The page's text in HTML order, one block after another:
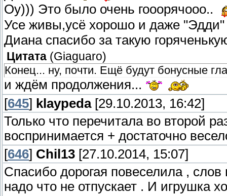
Оу))) Это было очень гооорячооо..
Усе живы,усё хорошо и даже
Диана спасибо за такую
Цитата (Giaguaro)
Конец... ну, почти. Ещё будут бонусные
и ждём продолжения...
[645] klaypeda[29.10.2013, 16:42]
Только что перечитала во второй
воспринимается + достаточно
[646] Chil13 [27.10.2014, 15:07]
Спасибо дорогая повеселила , слов
надо что не отпускает . И игрушка